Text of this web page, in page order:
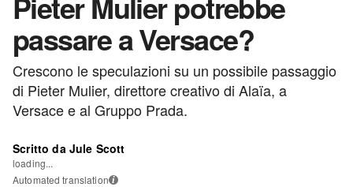
passare a Versace?
Crescono le speculazioni su un possibile passaggio
di Pieter Mulier, direttore creativo di Alaïa, a
Versace e al Gruppo Prada.
Scritto da Jule Scott
loading...
Automated translation i